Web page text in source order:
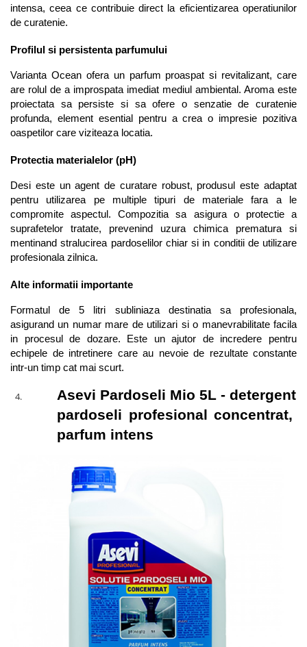
intensa, ceea ce contribuie direct la eficientizarea operatiunilor
de curatenie.
Profilul si persistenta parfumului
Varianta Ocean ofera un parfum proaspat si revitalizant, care
are rolul de a improspata imediat mediul ambiental. Aroma este
proiectata sa persiste si sa ofere o senzatie de curatenie
profunda, element esential pentru a crea o impresie pozitiva
oaspetilor care viziteaza locatia.
Protectia materialelor (pH)
Desi este un agent de curatare robust, produsul este adaptat
pentru utilizarea pe multiple tipuri de materiale fara a le
compromite aspectul. Compozitia sa asigura o protectie a
suprafetelor tratate, prevenind uzura chimica prematura si
mentinand stralucirea pardoselilor chiar si in conditii de utilizare
profesionala zilnica.
Alte informatii importante
Formatul de 5 litri subliniaza destinatia sa profesionala,
asigurand un numar mare de utilizari si o manevrabilitate facila
in procesul de dozare. Este un ajutor de incredere pentru
echipele de intretinere care au nevoie de rezultate constante
intr-un timp cat mai scurt.
Asevi Pardoseli Mio 5L - detergent
pardoseli profesional concentrat,
parfum intens